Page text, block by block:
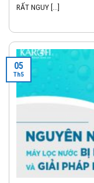
RẤT NGUY [...]
05
Th5